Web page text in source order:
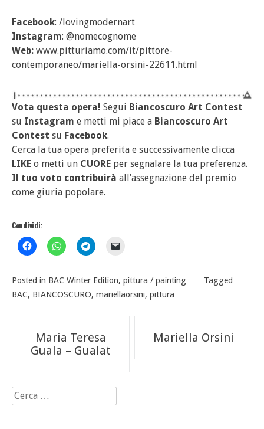
Facebook: /lovingmodernart
Instagram: @nomecognome
Web: www.pitturiamo.com/it/pittore-
contemporaneo/mariella-orsini-22611.html
Vota questa opera! Segui Biancoscuro Art Contest
su Instagram e metti mi piace a Biancoscuro Art
Contest su Facebook.
Cerca la tua opera preferita e successivamente clicca
LIKE o metti un CUORE per segnalare la tua preferenza.
Il tuo voto contribuirà all’assegnazione del premio
come giuria popolare.
Condividi:
Posted in BAC Winter Edition, pittura / painting
Tagged
BAC, BIANCOSCURO, mariellaorsini, pittura
Navigazione
articoli
Maria Teresa
Guala – Gualat
Mariella Orsini
Ricerca
per: